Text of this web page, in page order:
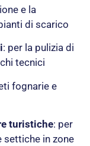
e la
di scarico
: per la pulizia di
tecnici
fognarie e
turistiche: per
settiche in zone